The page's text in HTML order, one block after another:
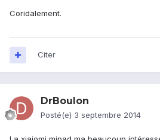
Coridalement.
Citer
DrBoulon
Posté(e) 3 septembre 2014